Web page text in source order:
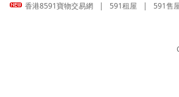
香港8591寶物交易網 | 591租屋 | 591售